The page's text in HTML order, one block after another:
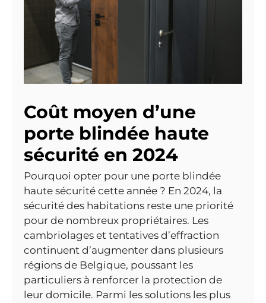
Coût moyen d’une
porte blindée haute
sécurité en 2024
Pourquoi opter pour une porte blindée
haute sécurité cette année ? En 2024, la
sécurité des habitations reste une priorité
pour de nombreux propriétaires. Les
cambriolages et tentatives d’effraction
continuent d’augmenter dans plusieurs
régions de Belgique, poussant les
particuliers à renforcer la protection de
leur domicile. Parmi les solutions les plus